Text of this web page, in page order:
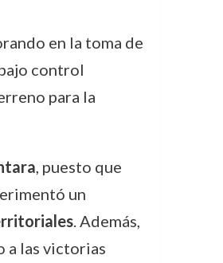
en la toma de
control
para la
, puesto que
un
. Además,
a las victorias